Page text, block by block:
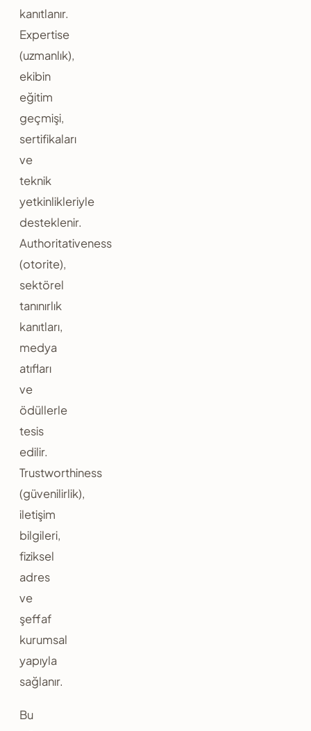
kanıtlanır.
Expertise
(uzmanlık),
ekibin
eğitim
geçmişi,
sertifikaları
ve
teknik
yetkinlikleriyle
desteklenir.
Authoritativeness
(otorite),
sektörel
tanınırlık
kanıtları,
medya
atıfları
ve
ödüllerle
tesis
edilir.
Trustworthiness
(güvenilirlik),
iletişim
bilgileri,
fiziksel
adres
ve
şeffaf
kurumsal
yapıyla
sağlanır.
Bu